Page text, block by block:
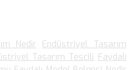
Nedir Endüstriyel Tasarım
Tasarım Tescili Faydalı